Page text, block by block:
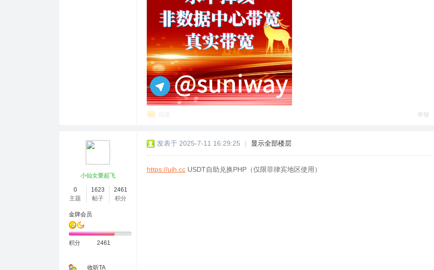
举报
小仙女要起飞
0
主题
1623
帖子
2461
积分
金牌会员
积分 2461
收听TA
发表于 2025-7-11 16:29:25 | 显示全部楼层
https://uih.cc USDT自助兑换PHP（仅限菲律宾地区使用）